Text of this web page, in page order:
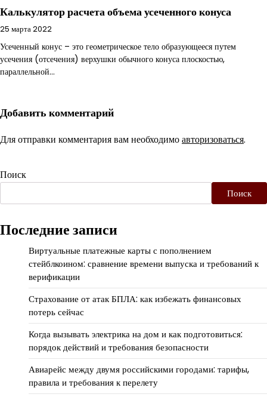
Калькулятор расчета объема усеченного конуса
25 марта 2022
Усеченный конус – это геометрическое тело образующееся путем
усечения (отсечения) верхушки обычного конуса плоскостью,
параллельной…
Добавить комментарий
Для отправки комментария вам необходимоавторизоваться.
Поиск
Поиск
Последние записи
Виртуальные платежные карты с пополнением
стейблкоином: сравнение времени выпуска и требований к
верификации
Страхование от атак БПЛА: как избежать финансовых
потерь сейчас
Когда вызывать электрика на дом и как подготовиться:
порядок действий и требования безопасности
Авиарейс между двумя российскими городами: тарифы,
правила и требования к перелету